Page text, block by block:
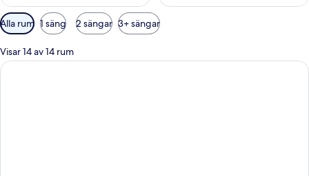
Tillgängliga
filter
för
rum
Alla rum 1 säng 2 sängar 3+ sängar
Visar 14 av 14 rum